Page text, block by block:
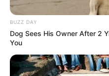
FALE CONOSCO
E-mail*
BUZZ DAY
Dog Sees His Owner After 2
You